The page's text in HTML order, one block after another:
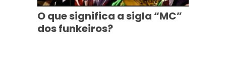
O que significa a sigla “MC”
dos funkeiros?